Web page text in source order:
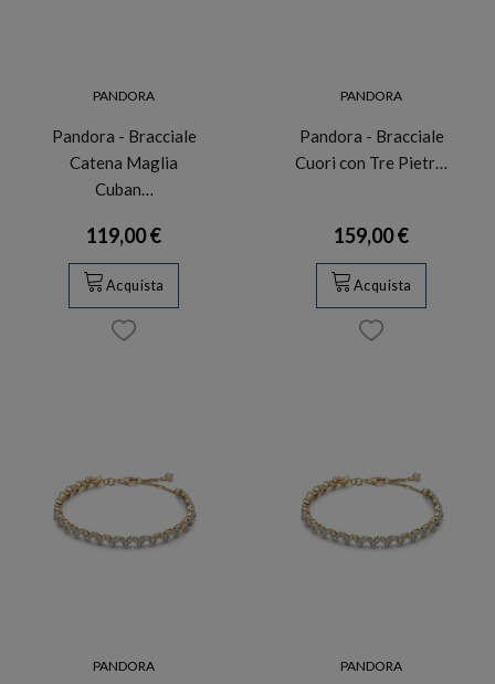
PANDORA
Pandora - Bracciale
Catena Maglia
Cuban…
119,00 €
Acquista
PANDORA
Pandora - Bracciale
Cuori con Tre Pietr…
159,00 €
Acquista
PANDORA PANDORA